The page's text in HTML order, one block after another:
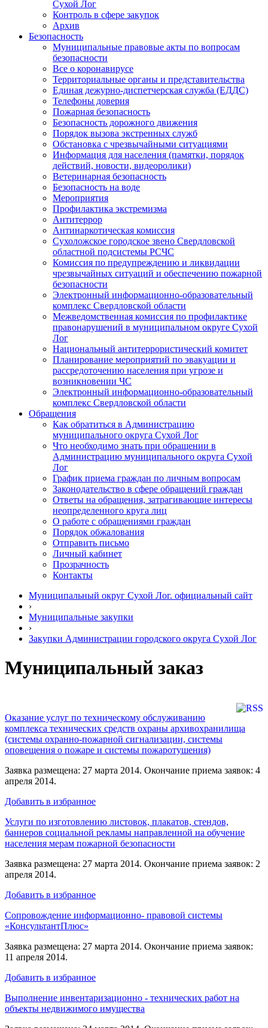
Сухой Лог
Контроль в сфере закупок
Архив
Безопасность
Муниципальные правовые акты по вопросам
безопасности
Все о коронавирусе
Территориальные органы и представительства
Единая дежурно-диспетчерская служба (ЕДДС)
Телефоны доверия
Пожарная безопасность
Безопасность дорожного движения
Порядок вызова экстренных служб
Обстановка с чрезвычайными ситуациями
Информация для населения (памятки, порядок
действий, новости, видеоролики)
Ветеринарная безопасность
Безопасность на воде
Мероприятия
Профилактика экстремизма
Антитеррор
Антинаркотическая комиссия
Сухоложское городское звено Свердловской
областной подсистемы РСЧС
Комиссия по предупреждению и ликвидации
чрезвычайных ситуаций и обеспечению пожарной
безопасности
Электронный информационно-образовательный
комплекс Cвердловской области
Межведомственная комиссия по профилактике
правонарушений в муниципальном округе Сухой
Лог
Национальный антитеррористический комитет
Планирование мероприятий по эвакуации и
рассредоточению населения при угрозе и
возникновении ЧС
Электронный информационно-образовательный
комплекс Свердловской области
Обращения
Как обратиться в Администрацию
муниципального округа Сухой Лог
Что необходимо знать при обращении в
Администрацию муниципального округа Сухой
Лог
График приема граждан по личным вопросам
Законодательство в сфере обращений граждан
Ответы на обращения, затрагивающие интересы
неопределенного круга лиц
О работе с обращениями граждан
Порядок обжалования
Отправить письмо
Личный кабинет
Прозрачность
Контакты
Муниципальный округ Сухой Лог. официальный сайт
›
Муниципальные закупки
›
Закупки Администрации городского округа Сухой Лог
Муниципальный заказ
Оказание услуг по техническому обслуживанию
комплекса технических средств охраны архивохранилища
(системы охранно-пожарной сигнализации, системы
оповещения о пожаре и системы пожаротушения)
Заявка размещена: 27 марта 2014. Окончание приема заявок: 4
апреля 2014.
Добавить в избранное
Услуги по изготовлению листовок, плакатов, стендов,
баннеров социальной рекламы направленной на обучение
населения мерам пожарной безопасности
Заявка размещена: 27 марта 2014. Окончание приема заявок: 2
апреля 2014.
Добавить в избранное
Сопровождение информационно- правовой системы
«КонсультантПлюс»
Заявка размещена: 27 марта 2014. Окончание приема заявок:
11 апреля 2014.
Добавить в избранное
Выполнение инвентаризационно - технических работ на
объекты недвижимого имущества